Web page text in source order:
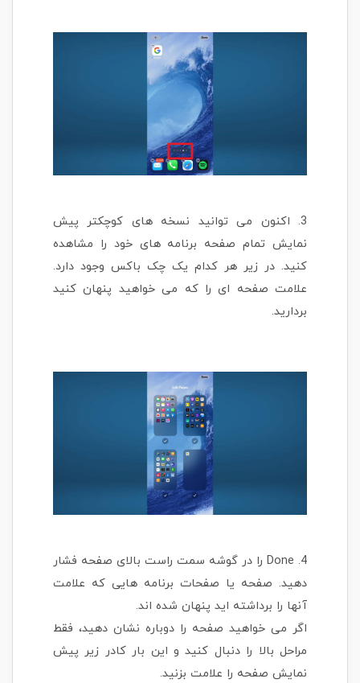
3. اکنون می توانید نسخه های کوچکتر پیش
نمایش تمام صفحه برنامه های خود را مشاهده
کنید. در زیر هر کدام یک چک باکس وجود دارد.
علامت صفحه ای را که می خواهید پنهان کنید
بردارید.
4. Done را در گوشه سمت راست بالای صفحه فشار
دهید. صفحه یا صفحات برنامه هایی که علامت
آنها را برداشته اید پنهان شده اند.
اگر می خواهید صفحه را دوباره نشان دهید، فقط
مراحل بالا را دنبال کنید و این بار کادر زیر پیش
نمایش صفحه را علامت بزنید.